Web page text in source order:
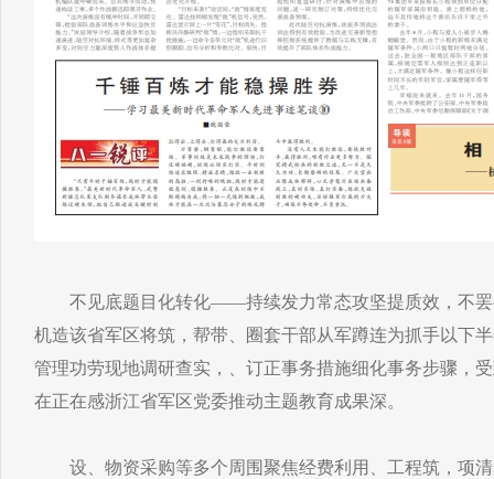
不见底题目化转化——持续发力常态攻坚提质效，不罢
机造该省军区将筑，帮带、圈套干部从军蹲连为抓手以下
管理功劳现地调研查实，、订正事务措施细化事务步骤，
在正在感浙江省军区党委推动主题教育成果深。
设、物资采购等多个周围聚焦经费利用、工程筑，项清